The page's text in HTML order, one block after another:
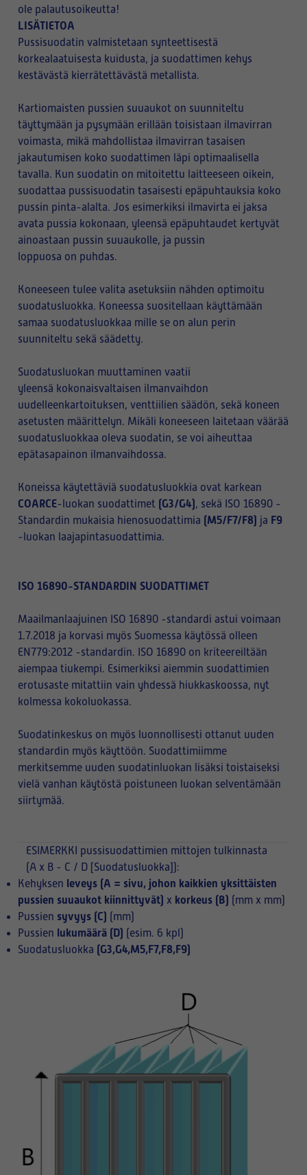
ole palautusoikeutta!
LISÄTIETOA
Pussisuodatin valmistetaan synteettisestä
korkealaatuisesta kuidusta, ja suodattimen kehys
kestävästä kierrätettävästä metallista.
Kartiomaisten pussien suuaukot on suunniteltu
täyttymään ja pysymään erillään toisistaan ilmavirran
voimasta, mikä mahdollistaa ilmavirran tasaisen
jakautumisen koko suodattimen läpi optimaalisella
tavalla. Kun suodatin on mitoitettu laitteeseen oikein,
suodattaa pussisuodatin tasaisesti epäpuhtauksia koko
pussin pinta-alalta. Jos esimerkiksi ilmavirta ei jaksa
avata pussia kokonaan, yleensä epäpuhtaudet kertyvät
ainoastaan pussin suuaukolle, ja pussin
loppuosa on puhdas.
Koneeseen tulee valita asetuksiin nähden optimoitu
suodatusluokka. Koneessa suositellaan käyttämään
samaa suodatusluokkaa mille se on alun perin
suunniteltu sekä säädetty.
Suodatusluokan muuttaminen vaatii
yleensä kokonaisvaltaisen ilmanvaihdon
uudelleenkartoituksen, venttiilien säädön, sekä koneen
asetusten määrittelyn. Mikäli koneeseen laitetaan väärää
suodatusluokkaa oleva suodatin, se voi aiheuttaa
epätasapainon ilmanvaihdossa.
Koneissa käytettäviä suodatusluokkia ovat karkean
COARCE-luokan suodattimet (G3/G4), sekä ISO 16890 -
Standardin mukaisia hienosuodattimia (M5/F7/F8) ja F9
-luokan laajapintasuodattimia.
ISO 16890-STANDARDIN SUODATTIMET
Maailmanlaajuinen ISO 16890 -standardi astui voimaan
1.7.2018 ja korvasi myös Suomessa käytössä olleen
EN779:2012 -standardin. ISO 16890 on kriteereiltään
aiempaa tiukempi. Esimerkiksi aiemmin suodattimien
erotusaste mitattiin vain yhdessä hiukkaskoossa, nyt
kolmessa kokoluokassa.
Suodatinkeskus on myös luonnollisesti ottanut uuden
standardin myös käyttöön. Suodattimiimme
merkitsemme uuden suodatinluokan lisäksi toistaiseksi
vielä vanhan käytöstä poistuneen luokan selventämään
siirtymää.
ESIMERKKI pussisuodattimien mittojen tulkinnasta
(A x B - C / D [Suodatusluokka]):
Kehyksen leveys (A = sivu, johon kaikkien yksittäisten
pussien suuaukot kiinnittyvät) x korkeus (B) (mm x mm)
Pussien syvyys (C) (mm)
Pussien lukumäärä (D) (esim. 6 kpl)
Suodatusluokka (G3,G4,M5,F7,F8,F9)